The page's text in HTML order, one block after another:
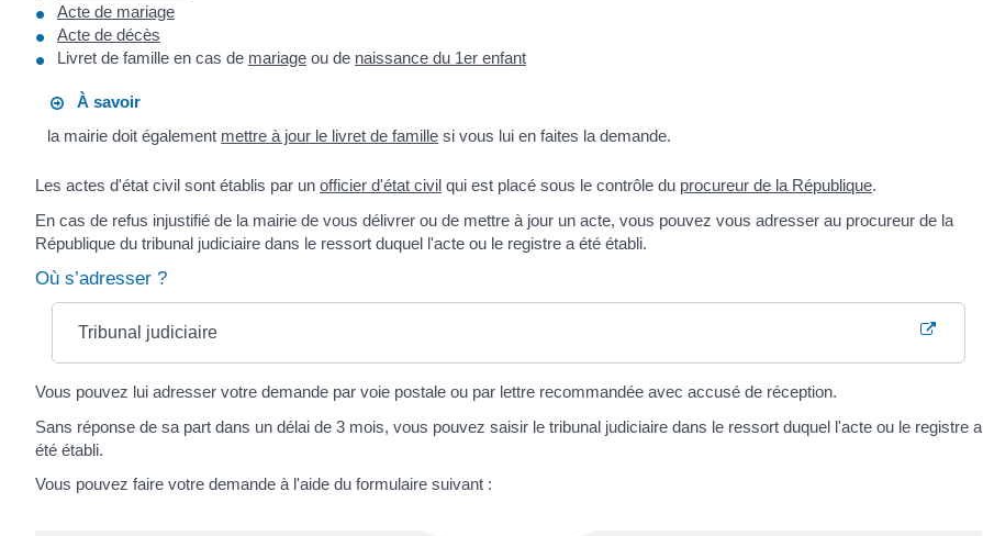
Acte de mariage
Acte de décès
Livret de famille en cas de mariage ou de naissance du 1er enfant
À savoir
la mairie doit également mettre à jour le livret de famille si vous lui en faites la demande.
Les actes d'état civil sont établis par un officier d'état civil qui est placé sous le contrôle du procureur de la République.
En cas de refus injustifié de la mairie de vous délivrer ou de mettre à jour un acte, vous pouvez vous adresser au procureur de la
République du tribunal judiciaire dans le ressort duquel l'acte ou le registre a été établi.
Où s’adresser ?
Tribunal judiciaire
Vous pouvez lui adresser votre demande par voie postale ou par lettre recommandée avec accusé de réception.
Sans réponse de sa part dans un délai de 3 mois, vous pouvez saisir le tribunal judiciaire dans le ressort duquel l'acte ou le registre a
été établi.
Vous pouvez faire votre demande à l'aide du formulaire suivant :